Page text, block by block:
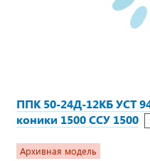
ППК 50-24Д-12КБ УСТ
коники 1500 ССУ 1500
Архивная модель